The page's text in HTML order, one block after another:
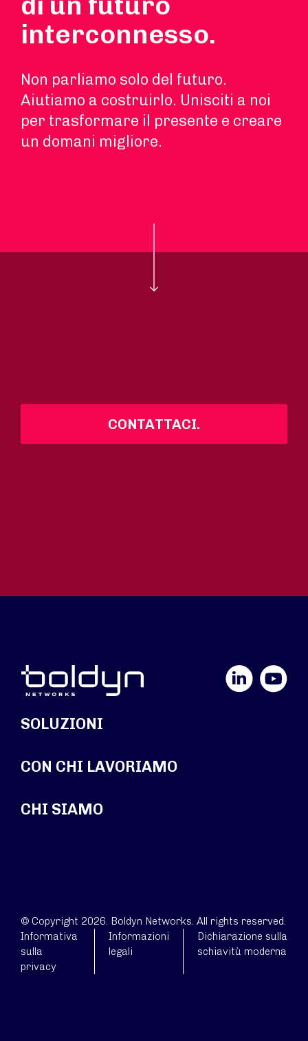
interconnesso.
Non parliamo solo del futuro.
Aiutiamo a costruirlo. Unisciti a noi
per trasformare il presente e creare
un domani migliore.
CONTATTACI.
YouTube
SOLUZIONI
CON CHI LAVORIAMO
CHI SIAMO
© Copyright 2026. Boldyn Networks. All rights reserved.
Informativa
sulla
privacy
Informazioni
legali
Dichiarazione sulla
schiavitù moderna